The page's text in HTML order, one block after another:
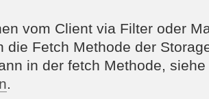
vom Client via Filter oder
die Fetch Methode der
in der fetch Methode, siehe